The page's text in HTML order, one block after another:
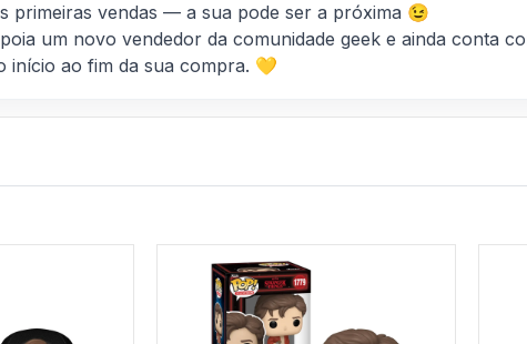
primeiras vendas — a sua pode ser a próxima 😉
um novo vendedor da comunidade geek e ainda conta
início ao fim da sua compra. 💛